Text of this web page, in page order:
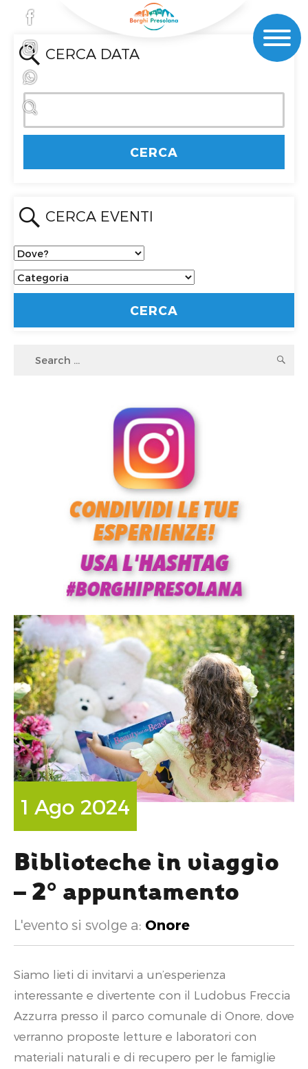
CERCA DATA
CERCA EVENTI
Dove?
Categoria
1 Ago 2024
Biblioteche in viaggio
– 2° appuntamento
L'evento si svolge a: Onore
Siamo lieti di invitarvi a un’esperienza
interessante e divertente con il Ludobus Freccia
Azzurra presso il parco comunale di Onore, dove
verranno proposte letture e laboratori con
materiali naturali e di recupero per le famiglie